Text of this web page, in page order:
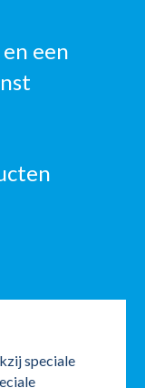
een
speciale